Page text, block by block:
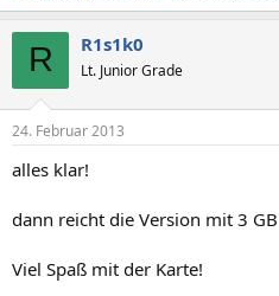
R R1s1k0
Lt. Junior Grade
24. Februar 2013
alles klar!
dann reicht die Version mit 3
Viel Spaß mit der Karte!